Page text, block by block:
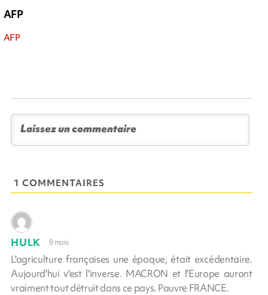
AFP
AFP
1 COMMENTAIRES
HULK 8 mois
L'agriculture françaises une époque, était excédentaire.
Aujourd'hui v'est l'inverse. MACRON et l'Europe auront
vraiment tout détruit dans ce pays. Pauvre FRANCE.